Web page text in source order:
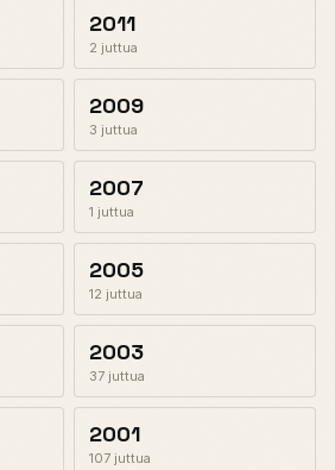
2011
2 juttua
2009
3 juttua
2007
1 juttua
2005
12 juttua
2003
37 juttua
2001
107 juttua